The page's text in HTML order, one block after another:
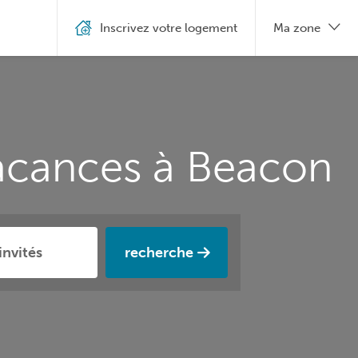
à Beacon
recherche
Inscrivez votre logement Ma zone